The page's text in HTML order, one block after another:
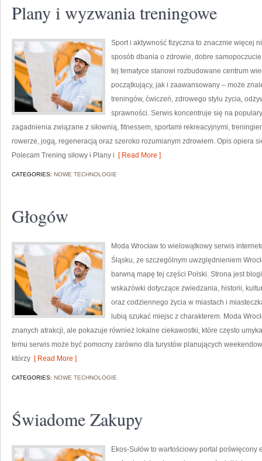
Plany i wyzwania treningowe
Sport i aktywność fizyczna to znacznie więcej
sposób dbania o zdrowie, dobre
tej tematyce stanowi rozbudowane centrum
początkujący, jak i zaawansowany – może
treningów, ćwiczeń, zdrowego stylu życia,
sprawności. Serwis koncentruje się na
zagadnienia związane z siłownią, fitnessem, sportami rekreacyjnymi,
rowerze, jogą, regeneracją oraz szeroko rozumianym zdrowiem. Opis opiera
Polecam Trening siłowy i Plany i [ Read More ]
CATEGORIES: NOWE TECHNOLOGIE
Głogów
Moda Wrocław to wielowątkowy serwis
Śląsku, ze szczególnym uwzględnieniem
barwną mapę tej części Polski. Strona jest
wskazówki dotyczące zwiedzania, historii,
oraz codziennego życia w miastach i
lubią szukać miejsc z charakterem. Moda
znanych atrakcji, ale pokazuje również lokalne ciekawostki, które często
temu serwis może być pomocny zarówno dla turystów planujących
którzy [ Read More ]
CATEGORIES: NOWE TECHNOLOGIE
Świadome Zakupy
Ekos-Sułów to wartościowy portal